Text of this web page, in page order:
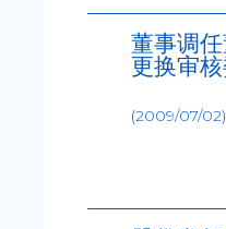
董事调
更换审
(2009/07/02)